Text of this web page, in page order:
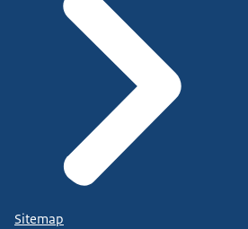
Sitemap